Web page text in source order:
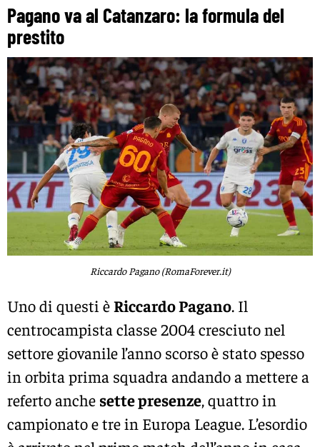
Pagano va al Catanzaro: la formula del
prestito
Riccardo Pagano (RomaForever.it)
Uno di questi èRiccardo Pagano. Il
centrocampista classe 2004 cresciuto nel
settore giovanile l’anno scorso è stato spesso
in orbita prima squadra andando a mettere a
referto anche sette presenze, quattro in
campionato e tre in Europa League. L’esordio